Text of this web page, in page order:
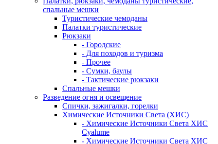
спальные мешки
Туристические чемоданы
Палатки туристические
Рюкзаки
- Городские
- Для походов и туризма
- Прочее
- Сумки, баулы
- Тактические рюкзаки
Спальные мешки
Разведение огня и освещение
Спички, зажигалки, горелки
Химические Источники Света (ХИС)
- Химические Источники Света ХИС
Cyalume
- Химические Источники Света ХИС